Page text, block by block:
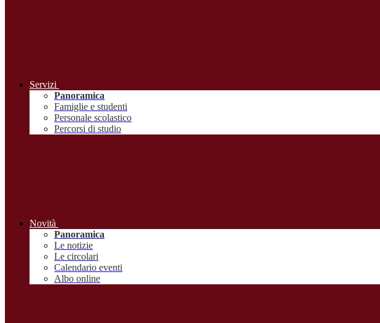
Servizi
Panoramica
Famiglie e studenti
Personale scolastico
Percorsi di studio
Novità
Panoramica
Le notizie
Le circolari
Calendario eventi
Albo online